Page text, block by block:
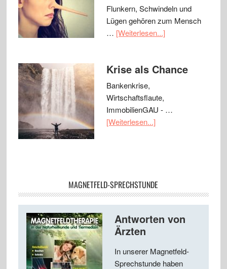
Flunkern, Schwindeln und
Lügen gehören zum Mensch
… [Weiterlesen...]
Krise als Chance
Bankenkrise,
Wirtschaftsflaute,
ImmobilienGAU - …
[Weiterlesen...]
MAGNETFELD-SPRECHSTUNDE
Antworten von
Ärzten
In unserer Magnetfeld-
Sprechstunde haben